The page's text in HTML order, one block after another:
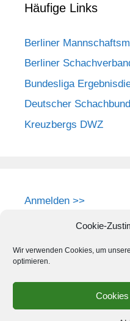
Cookie-
Wir verwenden Cookies, um
optimieren.
Häufige Links
Berliner
Berliner
Bundesliga
Deutscher Schachbund
Kreuzbergs DWZ
Anmelden >>